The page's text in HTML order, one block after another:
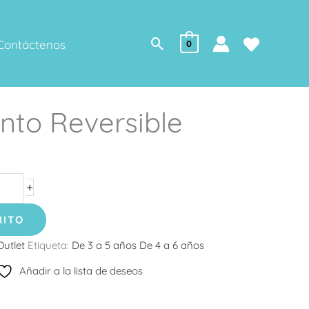
Buscar
0
Reversible
+
Etiqueta: De 3 a 5 años De 4 a 6 años
Añadir a la lista de deseos